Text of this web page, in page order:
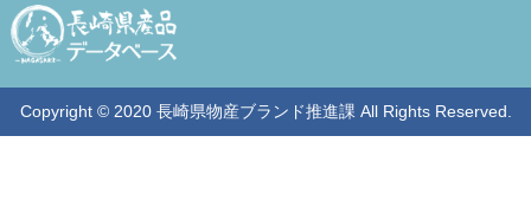
Copyright © 2020 長崎県物産ブランド推進課 All Rights Reserved.